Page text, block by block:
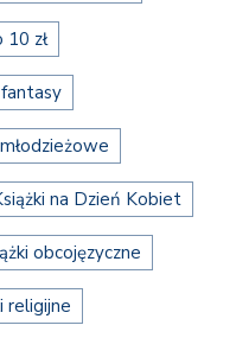
10 zł
na Dzień Kobiet
obcojęzyczne
religijne